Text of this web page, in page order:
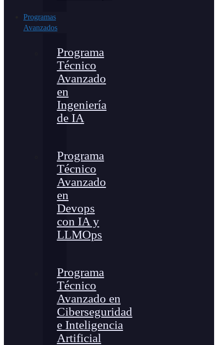
Programas
Avanzados
Programa
Técnico
Avanzado
en
Ingeniería
de IA
Programa
Técnico
Avanzado
en
Devops
con IA y
LLMOps
Programa
Técnico
Avanzado en
Ciberseguridad
e Inteligencia
Artificial